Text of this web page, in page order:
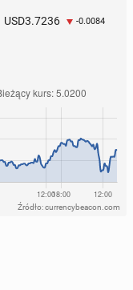
USD3.7236 -0.0084
Źródło: currencybeacon.com